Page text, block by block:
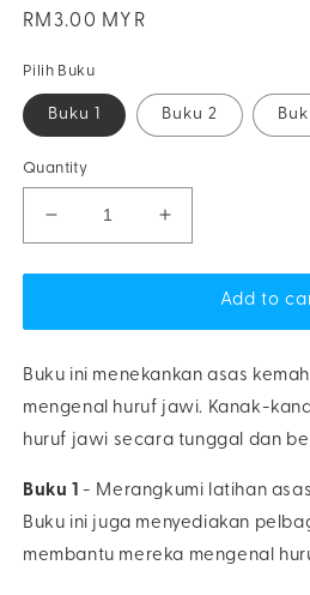
Regular
RM3.00 MYR
Pilih Buku
Buku 1 Buku 2
Quantity
Decrease
quantity
for
Tulis
(5
tahun
&amp;
6
tahun)
Increase
quantity
for
Tulis
(5
tahun
6
tahun)
Add to
Buku ini menekankan asas
mengenal huruf jawi. Kanak-
huruf jawi secara tunggal dan
Buku 1
- Merangkumi latihan
Buku ini juga menyediakan
membantu mereka mengenal